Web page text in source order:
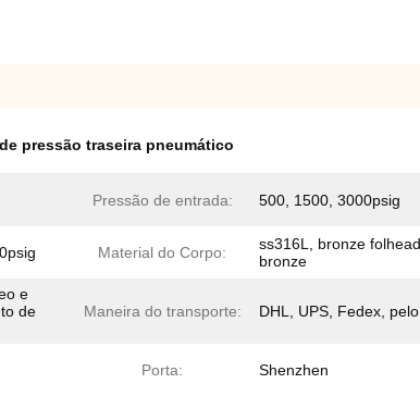
pressão traseira pneumático
Pressão de entrada: 500, 1500, 3000psig
Material do Corpo:
ss316L, bronze
bronze
e
de
Maneira do transporte: DHL, UPS, Fedex,
Porta: Shenzhen